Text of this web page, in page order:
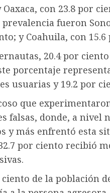
con 23.8 por
fueron
y Coahuila, con
20.4 por
porcentaje
usuarias y 19.2 por
que
falsas, donde, a nivel
y más enfrentó esta
por ciento recibió
de la población